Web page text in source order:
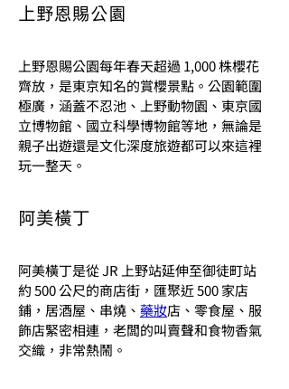
上野恩賜公園
上野恩賜公園每年春天超過 1,000 株櫻花
齊放，是東京知名的賞櫻景點。公園範圍
極廣，涵蓋不忍池、上野動物園、東京國
立博物館、國立科學博物館等地，無論是
親子出遊還是文化深度旅遊都可以來這裡
玩一整天。
阿美橫丁
阿美橫丁是從 JR 上野站延伸至御徒町站
約 500 公尺的商店街，匯聚近 500 家店
鋪，居酒屋、串燒、 藥妝店、零食屋、服
飾店緊密相連，老闆的叫賣聲和食物香氣
交織，非常熱鬧。